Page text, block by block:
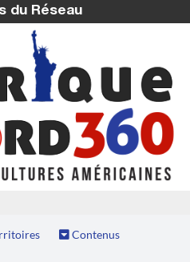
du Réseau
Contenus